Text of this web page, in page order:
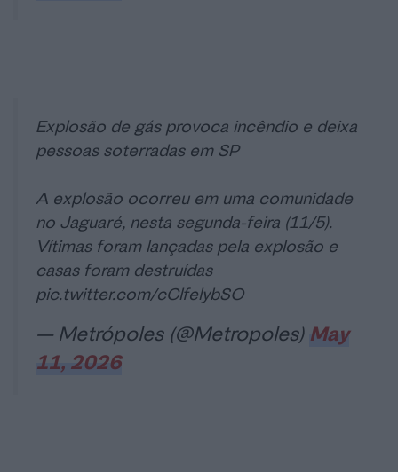
Explosão de gás provoca incêndio e deixa
pessoas soterradas em SP
A explosão ocorreu em uma comunidade
no Jaguaré, nesta segunda-feira (11/5).
Vítimas foram lançadas pela explosão e
casas foram destruídas
pic.twitter.com/cClfelybSO
— Metrópoles (@Metropoles) May
11, 2026